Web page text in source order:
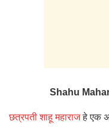
Shahu
छत्रपती शाहू महाराजहे एक